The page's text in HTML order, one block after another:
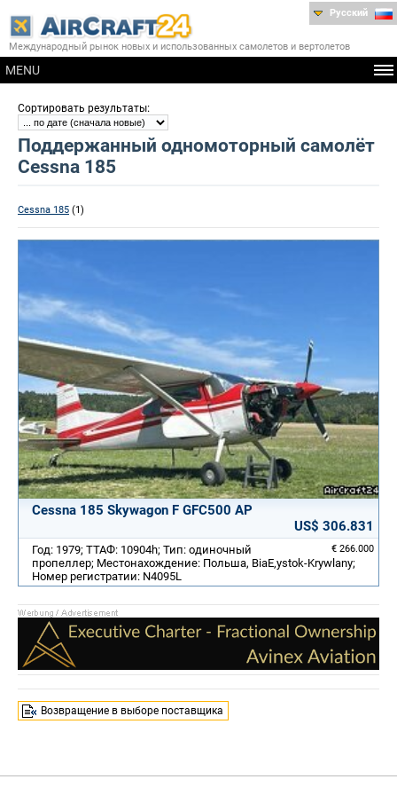
Международный рынок новых и использованных самолетов и вертолетов
MENU
Русский
Сортировать результаты:
Поддержанный одномоторный самолёт
Cessna 185
Cessna 185 (1)
Cessna 185 Skywagon F GFC500 AP
US$ 306.831
€ 266.000
Год: 1979; ТТАФ: 10904h; Тип: одиночный
пропеллер; Местонахождение: Польша, BiaЕ‚ystok-Krywlany;
Номер регистратии: N4095L
Возвращение в выборе поставщика